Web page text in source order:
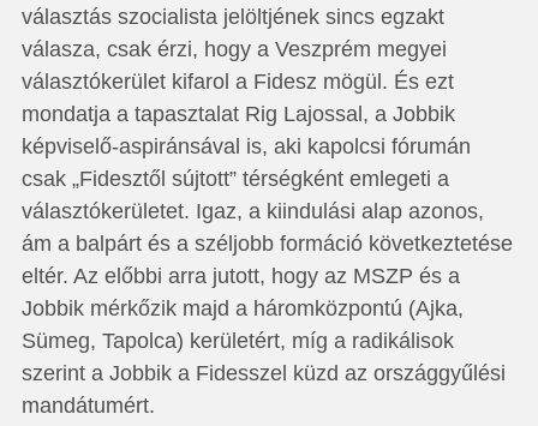
választás szocialista jelöltjének sincs egzakt
válasza, csak érzi, hogy a Veszprém megyei
választókerület kifarol a Fidesz mögül. És ezt
mondatja a tapasztalat Rig Lajossal, a Jobbik
képviselő-aspiránsával is, aki kapolcsi fórumán
csak „Fidesztől sújtott” térségként emlegeti a
választókerületet. Igaz, a kiindulási alap azonos,
ám a balpárt és a széljobb formáció következtetése
eltér. Az előbbi arra jutott, hogy az MSZP és a
Jobbik mérkőzik majd a háromközpontú (Ajka,
Sümeg, Tapolca) kerületért, míg a radikálisok
szerint a Jobbik a Fidesszel küzd az országgyűlési
mandátumért.